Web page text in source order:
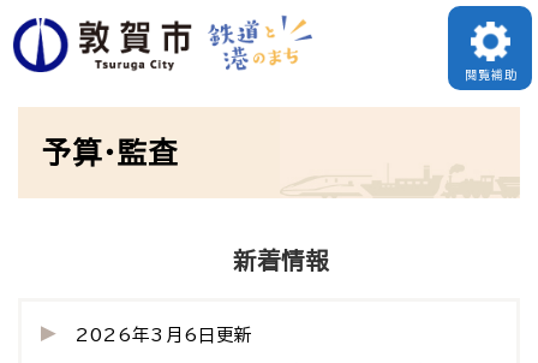
ペ
ー
閲覧補助
予算・監査
新着情報
2026年3月6日更新